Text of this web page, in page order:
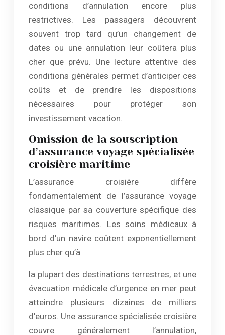
conditions d’annulation encore plus
restrictives. Les passagers découvrent
souvent trop tard qu’un changement de
dates ou une annulation leur coûtera plus
cher que prévu. Une lecture attentive des
conditions générales permet d’anticiper ces
coûts et de prendre les dispositions
nécessaires pour protéger son
investissement vacation.
Omission de la souscription
d’assurance voyage spécialisée
croisière maritime
L’assurance croisière diffère
fondamentalement de l’assurance voyage
classique par sa couverture spécifique des
risques maritimes. Les soins médicaux à
bord d’un navire coûtent exponentiellement
plus cher qu’à
la plupart des destinations terrestres, et une
évacuation médicale d’urgence en mer peut
atteindre plusieurs dizaines de milliers
d’euros. Une assurance spécialisée croisière
couvre généralement l’annulation,